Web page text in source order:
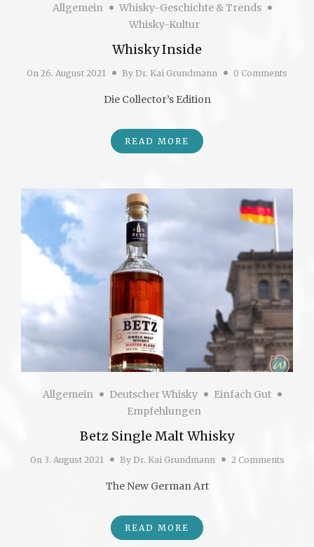
Allgemein
Whisky-Geschichte & Trends
Whisky-Kultur
Whisky Inside
On 26. August 2021 By Dr. Kai Grundmann 0 Comments
Die Collector’s Edition
READ MORE
Allgemein Deutscher Whisky
Einfach Gut
Empfehlungen
Betz Single Malt Whisky
On 3. August 2021 By Dr. Kai Grundmann 2 Comments
The New German Art
READ MORE